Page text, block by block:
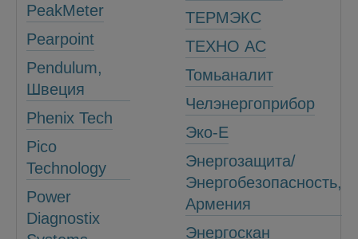
PeakMeter
Pearpoint
Pendulum,
Швеция
Phenix Tech
Pico
Technology
Power
Diagnostix
ТЕРМЭКС
ТЕХНО АС
Томьаналит
Челэнергоприбор
Эко-Е
Энергозащита/
Энергобезопасность,
Армения
Энергоскан